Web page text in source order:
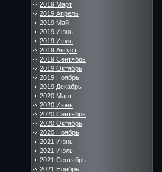
2019 Март
2019 Апрель
2019 Май
2019 Июнь
2019 Июль
2019 Август
2019 Сентябрь
2019 Октябрь
2019 Ноябрь
2019 Декабрь
2020 Март
2020 Июнь
2020 Сентябрь
2020 Октябрь
2020 Ноябрь
2021 Июнь
2021 Июль
2021 Сентябрь
2021 Ноябрь